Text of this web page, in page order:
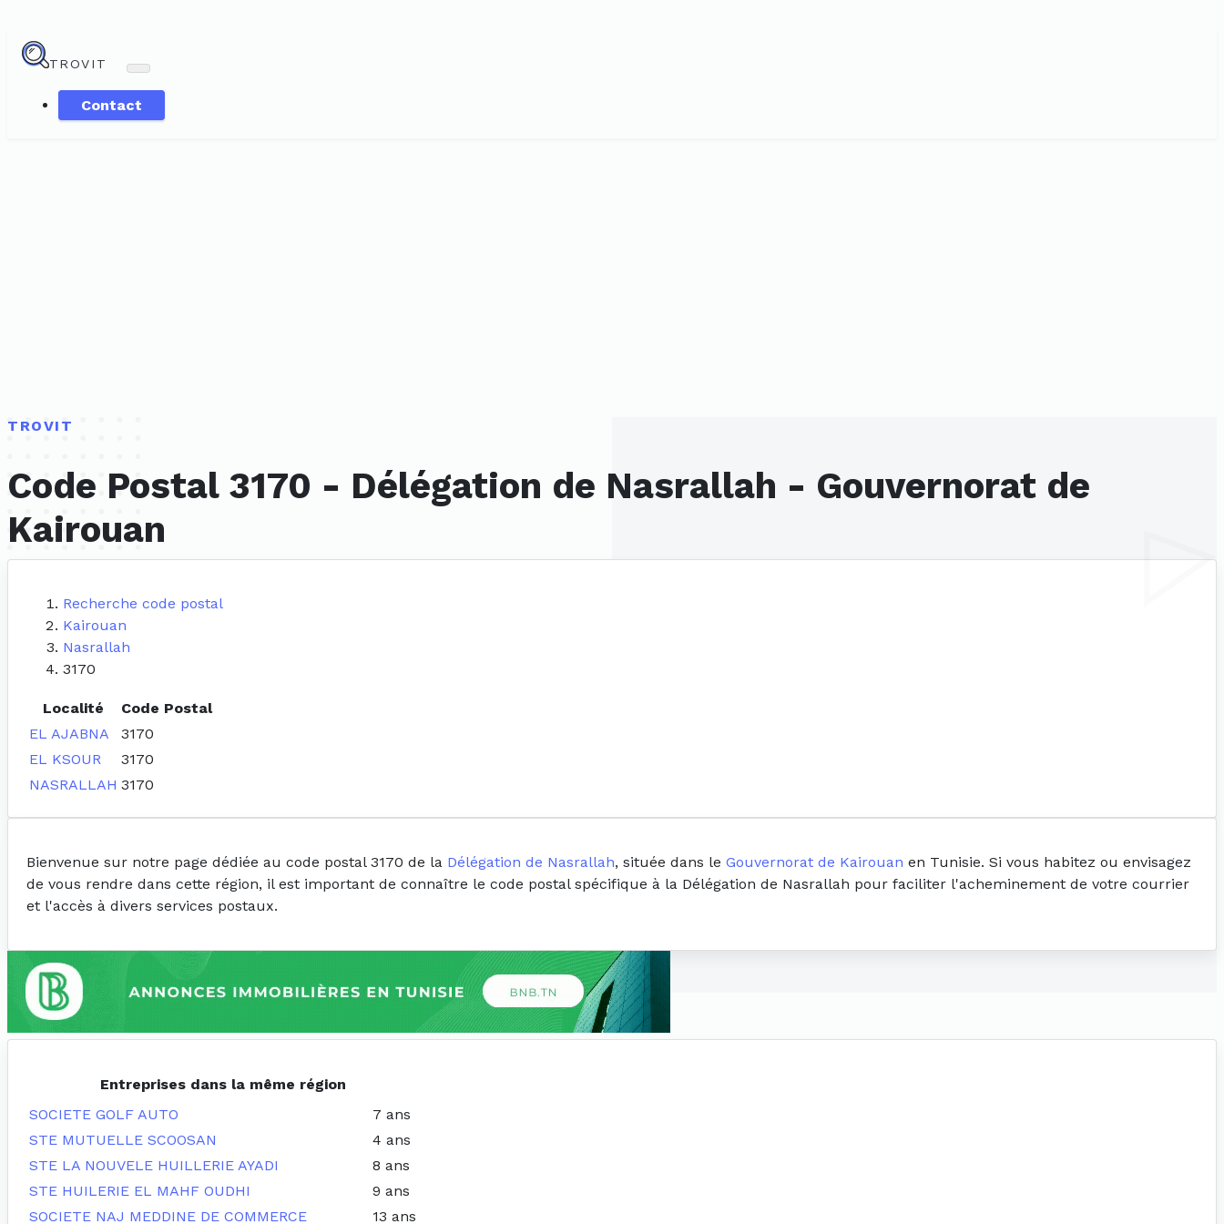
TROVIT
Contact
TROVIT
Code Postal 3170 - Délégation de Nasrallah - Gouvernorat de
Kairouan
Recherche code postal
Kairouan
Nasrallah
3170
Localité
Code Postal
EL AJABNA
3170
EL KSOUR
3170
NASRALLAH 3170
Bienvenue sur notre page dédiée au code postal 3170 de la Délégation de Nasrallah, située dans le Gouvernorat de Kairouan en Tunisie. Si vous habitez ou envisagez
de vous rendre dans cette région, il est important de connaître le code postal spécifique à la Délégation de Nasrallah pour faciliter l'acheminement de votre courrier
et l'accès à divers services postaux.
Entreprises dans la même région
SOCIETE GOLF AUTO
7 ans
STE MUTUELLE SCOOSAN
4 ans
STE LA NOUVELE HUILLERIE AYADI
8 ans
STE HUILERIE EL MAHF OUDHI
9 ans
SOCIETE NAJ MEDDINE DE COMMERCE
13 ans